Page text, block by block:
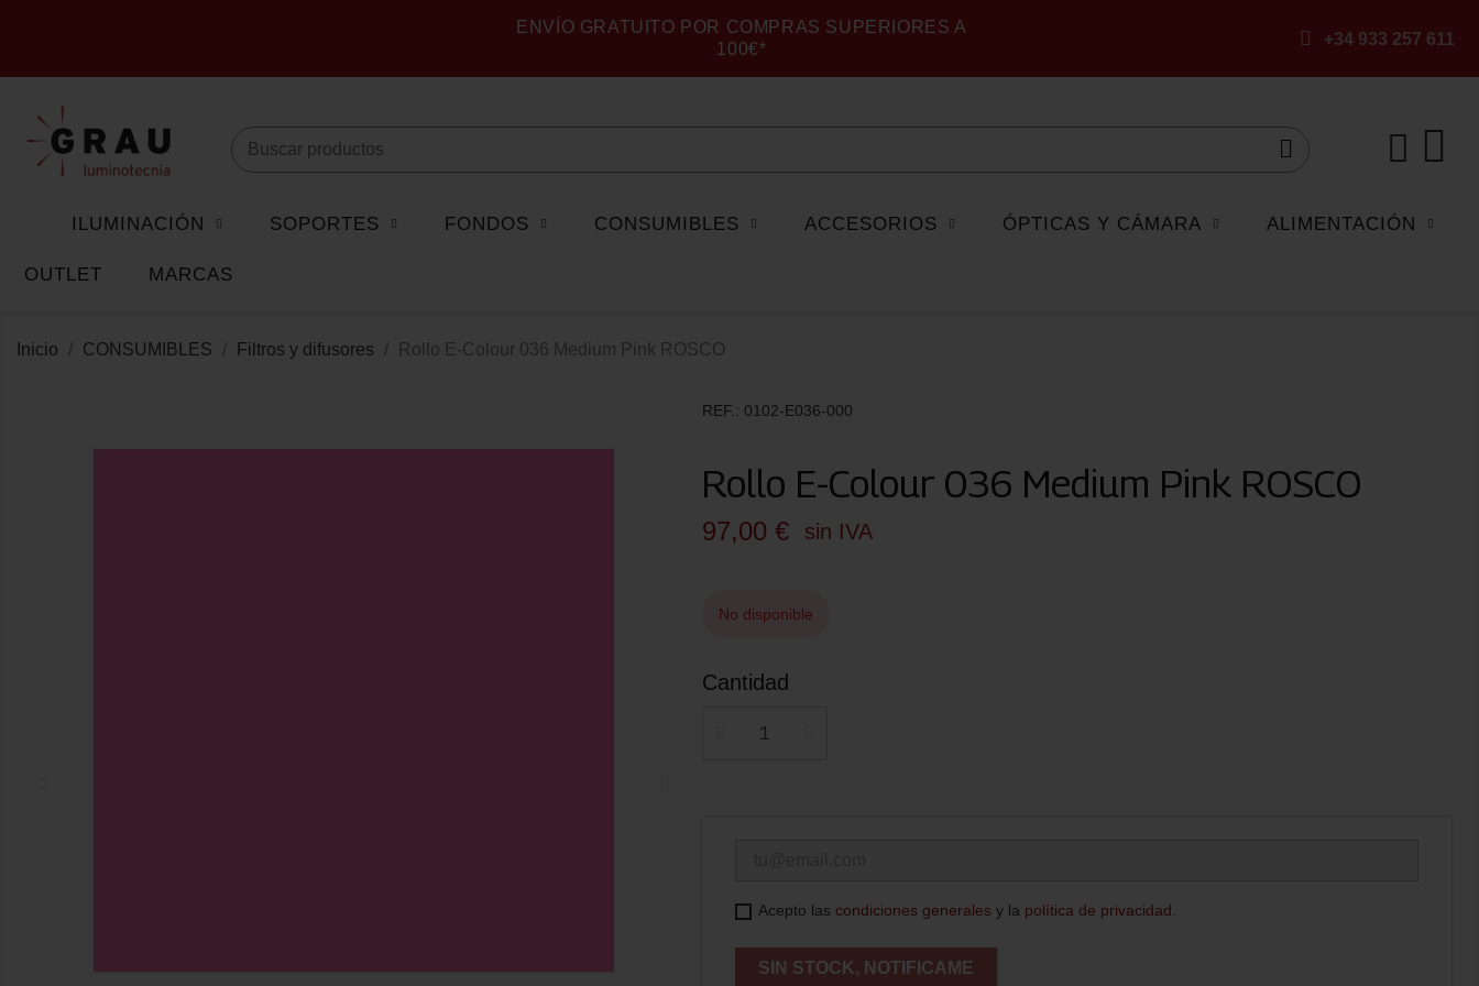
ENVÍO GRATUITO POR COMPRAS SUPERIORES A
100€*
+34 933 257 611
ILUMINACIÓN SOPORTES FONDOS CONSUMIBLES ACCESORIOS ÓPTICAS Y CÁMARA ALIMENTACIÓN
OUTLET MARCAS
Inicio CONSUMIBLES Filtros y difusores Rollo E-Colour 036 Medium Pink ROSCO
REF. 0102-E036-000
Rollo E-Colour 036 Medium Pink ROSCO
97,00 € sin IVA
No disponible
Cantidad
Acepto las condiciones generales y la política de privacidad
SIN STOCK, NOTIFICAME